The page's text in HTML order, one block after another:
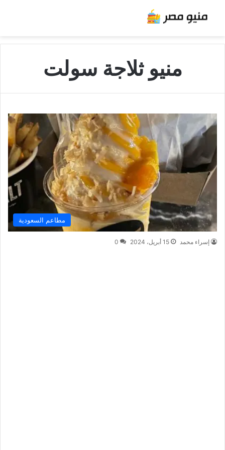
منيو ثلاجة سولت
مطاعم السعودية
إسراء محمد 15 أبريل، 2024 0